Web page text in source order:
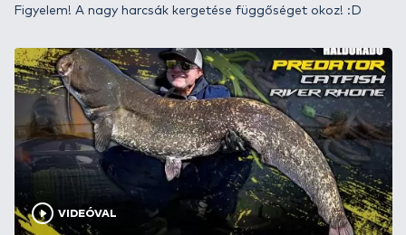
Figyelem! A nagy harcsák kergetése függőséget okoz! :D
VIDEÓVAL